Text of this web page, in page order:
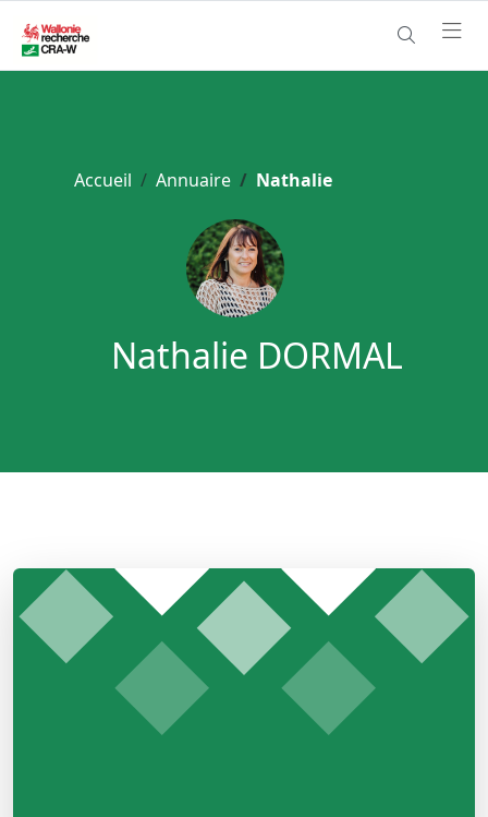
Accueil Annuaire Nathalie
Nathalie DORMAL